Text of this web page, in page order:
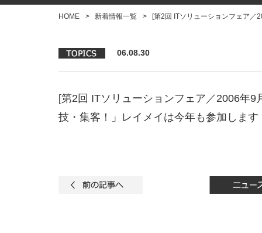
HOME > 新着情報一覧 > [第2回 ITソリューションフェア／
06.08.30
[第2回 ITソリューションフェア／2006年
技・集客！」レイメイは今年も参加します